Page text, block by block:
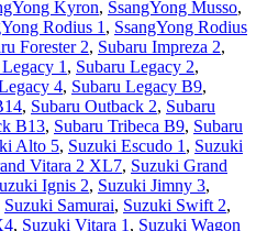
Kyron, SsangYong Musso,
Rodius 1 , SsangYong Rodius
Forester 2, Subaru Impreza 2,
1 , Subaru Legacy 2,
4, Subaru Legacy B9,
, Subaru Outback 2, Subaru
B13, Subaru Tribeca B9, Subaru
Alto 5, Suzuki Escudo 1 , Suzuki
Vitara 2 XL7, Suzuki Grand
Ignis 2, Suzuki Jimny 3,
Suzuki Samurai, Suzuki Swift 2,
, Suzuki Vitara 1 , Suzuki Wagon